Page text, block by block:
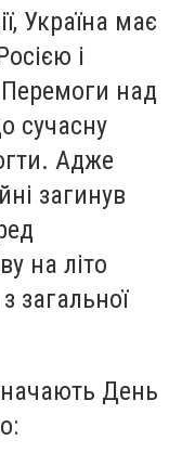
Україна має
і
над
сучасну
Адже
загинув
на літо
загальної
День